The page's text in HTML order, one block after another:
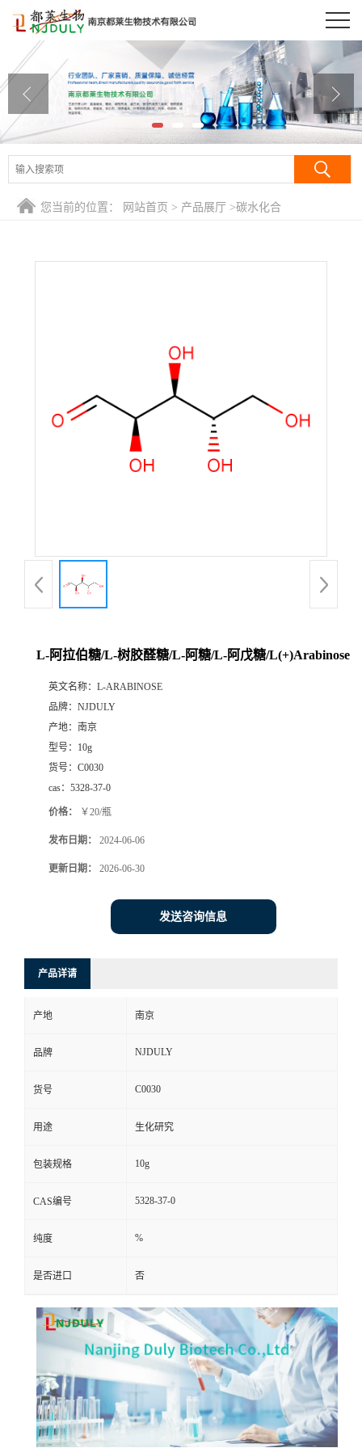
公司首页
公司介绍
公司动态
产品展厅
证书荣誉
您当前的位置： 网站首页 > 产品展厅 >碳水化合
L-阿拉伯糖/L-树胶醛糖/L-阿糖/L-阿戊糖/L(+)Arabinose
英文名称： L-ARABINOSE
品牌： NJDULY
产地： 南京
型号： 10g
货号： C0030
cas： 5328-37-0
价格： ￥20/瓶
发布日期： 2024-06-06
更新日期： 2026-06-30
发送咨询信息
产品详请
产地 南京
品牌 NJDULY
货号 C0030
用途 生化研究
包装规格 10g
CAS编号 5328-37-0
纯度 %
是否进口 否